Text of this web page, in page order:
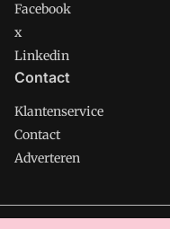
Facebook
x
Linkedin
Contact
Klantenservice
Contact
Adverteren